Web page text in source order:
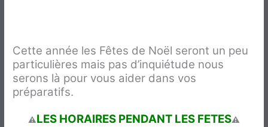
Cette année les Fêtes de Noël seront un peu
particulières mais pas d’inquiétude nous
serons là pour vous aider dans vos
préparatifs.
⚠️LES HORAIRES PENDANT LES FETES⚠️